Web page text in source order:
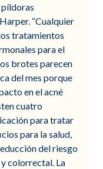
“Cualquier
tratamientos
para el
brotes parecen
del mes porque
en el acné
cuatro
para tratar
para la salud,
del riesgo
colorrectal. La